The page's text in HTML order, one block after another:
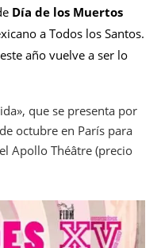
Día de los Muertos
a Todos los Santos.
año vuelve a ser lo
que se presenta por
octubre en París para
Apollo Théâtre (precio